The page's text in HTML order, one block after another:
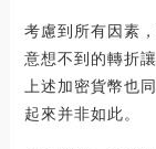
考慮到所有因素
意想不到的轉折
上述加密貨幣也
起來并非如此。